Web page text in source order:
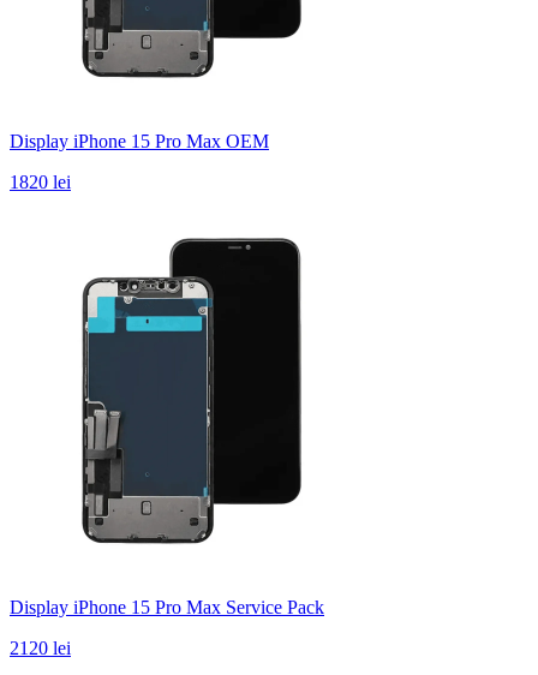
Display iPhone 15 Pro Max OEM
1820 lei
Display iPhone 15 Pro Max Service Pack
2120 lei